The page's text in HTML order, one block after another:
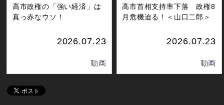
高市政権の「強い経済」は
真っ赤なウソ！
2026.07.23
動画
高市首相支持率下落 政権8
月危機迫る！＜山口二郎＞
2026.07.23
動画